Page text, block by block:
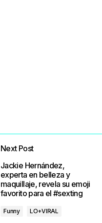
Next Post
Jackie Hernández,
experta en belleza y
maquillaje, revela su emoji
favorito para el #sexting
Funny LO+VIRAL